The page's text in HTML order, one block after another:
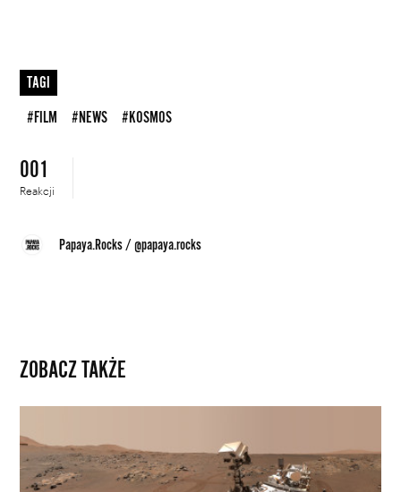
TAGI
#FILM #NEWS #KOSMOS
001
Reakcji
Papaya.Rocks /@papaya.rocks
ZOBACZ TAKŻE
łaziki
na
autopilocie.